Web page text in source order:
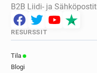
B2B Liidi- ja
RESURSSIT
Tila
Blogi